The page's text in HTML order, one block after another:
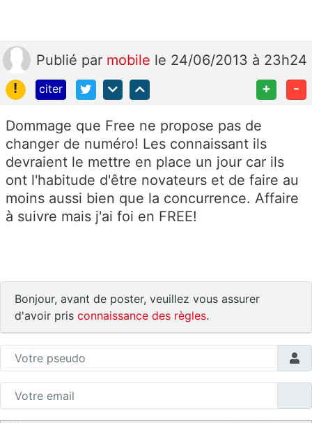
Publié par mobile le 24/06/2013 à 23h24
!
citer + -
Dommage que Free ne propose pas de
changer de numéro! Les connaissant ils
devraient le mettre en place un jour car ils
ont l'habitude d'être novateurs et de faire au
moins aussi bien que la concurrence. Affaire
à suivre mais j'ai foi en FREE!
Bonjour, avant de poster, veuillez vous assurer
d'avoir pris connaissance des règles.